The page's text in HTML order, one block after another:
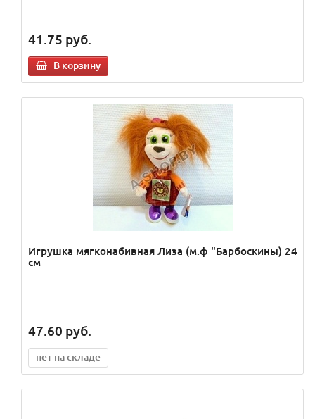
41.75 руб.
В корзину
Игрушка мягконабивная Лиза (м.ф "Барбоскины) 24
см
47.60 руб.
нет на складе